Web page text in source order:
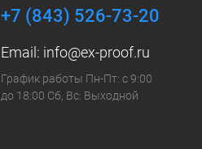
+7 (843) 526-73-20
Email: info@ex-proof.ru
График работы Пн-Пт: с 9:00
до 18:00 Сб, Вс: Выходной